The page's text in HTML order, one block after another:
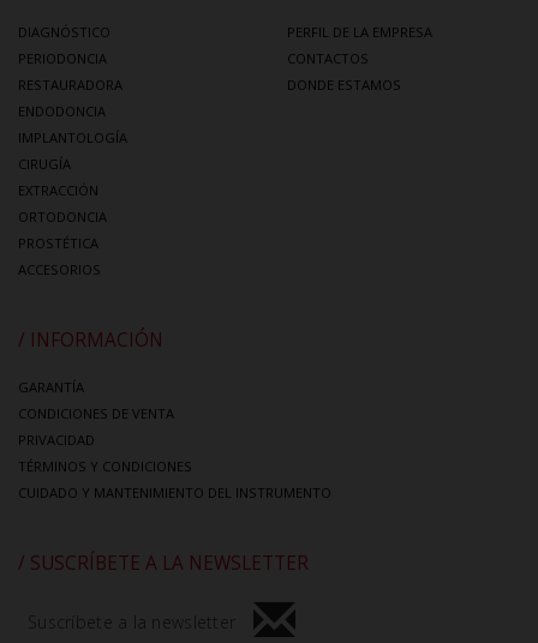
DIAGNÓSTICO
PERIODONCIA
RESTAURADORA
ENDODONCIA
IMPLANTOLOGÍA
CIRUGÍA
EXTRACCIÓN
ORTODONCIA
PROSTÉTICA
ACCESORIOS
PERFIL DE LA EMPRESA
CONTACTOS
DONDE ESTAMOS
/ INFORMACIÓN
GARANTÍA
CONDICIONES DE VENTA
PRIVACIDAD
TÉRMINOS Y CONDICIONES
CUIDADO Y MANTENIMIENTO DEL INSTRUMENTO
/ SUSCRÍBETE A LA NEWSLETTER
Suscríbete a la newsletter